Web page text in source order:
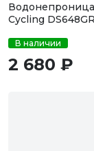
Cycling
В наличии
2 680 ₽